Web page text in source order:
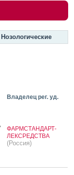
Нозологические
Владелец рег. уд.
ФАРМСТАНДАРТ-
ЛЕКСРЕДСТВА
(Россия)